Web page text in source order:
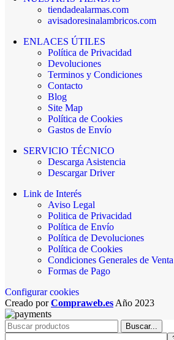
tiendadealarmas.com
avisadoresinalambricos.com
ENLACES ÚTILES
Política de Privacidad
Devoluciones
Terminos y Condiciones
Contacto
Blog
Site Map
Política de Cookies
Gastos de Envío
SERVICIO TÉCNICO
Descarga Asistencia
Descargar Driver
Link de Interés
Aviso Legal
Politica de Privacidad
Política de Envío
Política de Devoluciones
Política de Cookies
Condiciones Generales de Venta
Formas de Pago
Configurar cookies
Creado porCompraweb.esAño 2023
Buscar...